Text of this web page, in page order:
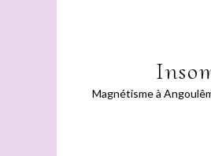
Magnétisme à